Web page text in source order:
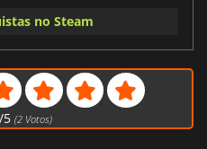
no Steam
5 (2Votos)